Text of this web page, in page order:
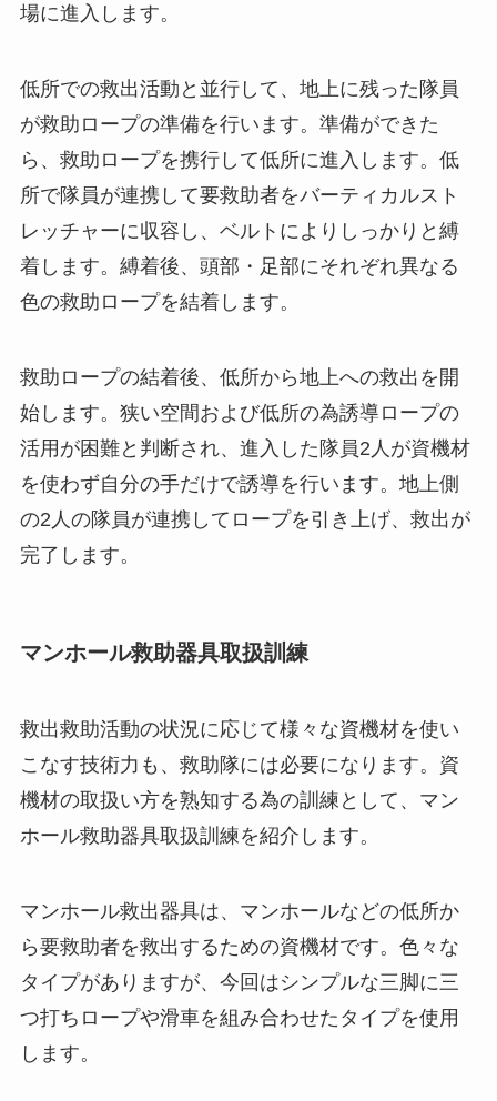
場に進入します。
低所での救出活動と並行して、地上に残った隊員
が救助ロープの準備を行います。準備ができた
ら、救助ロープを携行して低所に進入します。低
所で隊員が連携して要救助者をバーティカルスト
レッチャーに収容し、ベルトによりしっかりと縛
着します。縛着後、頭部・足部にそれぞれ異なる
色の救助ロープを結着します。
救助ロープの結着後、低所から地上への救出を開
始します。狭い空間および低所の為誘導ロープの
活用が困難と判断され、進入した隊員2人が資機材
を使わず自分の手だけで誘導を行います。地上側
の2人の隊員が連携してロープを引き上げ、救出が
完了します。
マンホール救助器具取扱訓練
救出救助活動の状況に応じて様々な資機材を使い
こなす技術力も、救助隊には必要になります。資
機材の取扱い方を熟知する為の訓練として、マン
ホール救助器具取扱訓練を紹介します。
マンホール救出器具は、マンホールなどの低所か
ら要救助者を救出するための資機材です。色々な
タイプがありますが、今回はシンプルな三脚に三
つ打ちロープや滑車を組み合わせたタイプを使用
します。